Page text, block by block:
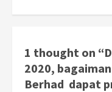
1 thought on “
2020,
Berhad dapat